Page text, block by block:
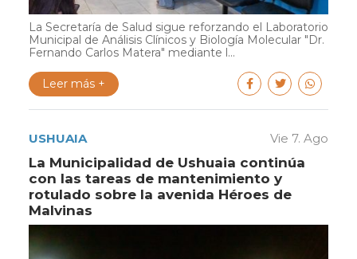
La Secretaría de Salud sigue reforzando el Laboratorio
Municipal de Análisis Clínicos y Biología Molecular "Dr.
Fernando Carlos Matera" mediante l...
Leer más +
USHUAIA Vie 7. Ago
La Municipalidad de Ushuaia continúa
con las tareas de mantenimiento y
rotulado sobre la avenida Héroes de
Malvinas